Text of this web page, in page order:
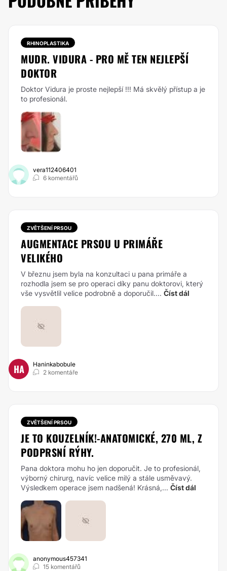
RHINOPLASTIKA
MUDR. VIDURA - PRO MĚ TEN NEJLEPŠÍ
DOKTOR
Doktor Vidura je proste nejlepší !!! Má skvělý přístup a je
to profesionál.
vera112406401
6 komentářů
ZVĚTŠENÍ PRSOU
AUGMENTACE PRSOU U PRIMÁŘE
VELIKÉHO
V březnu jsem byla na konzultaci u pana primáře a
rozhodla jsem se pro operaci díky panu doktorovi, který
vše vysvětlil velice podrobně a doporučil.... Číst dál
HA
Haninkabobule
2 komentáře
ZVĚTŠENÍ PRSOU
JE TO KOUZELNÍK!-ANATOMICKÉ, 270 ML, Z
PODPRSNÍ RÝHY.
Pana doktora mohu ho jen doporučit. Je to profesionál,
výborný chirurg, navíc velice milý a stále usměvavý.
Výsledkem operace jsem nadšená! Krásná,... Číst dál
anonymous457341
15 komentářů